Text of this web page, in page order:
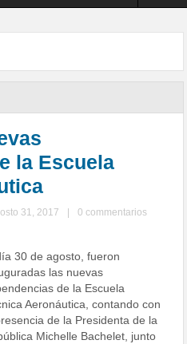
la Escuela
31, 2017
0 commentarios
30 de agosto, fueron
las nuevas
de la Escuela
Aeronáutica, contando con
de la Presidenta de la
Michelle Bachelet, junto